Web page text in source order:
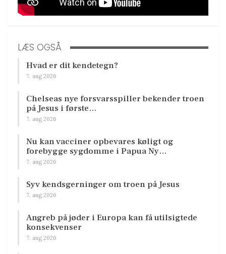
LÆS OGSÅ
Hvad er dit kendetegn?
7. aug 2026
Chelseas nye forsvarsspiller bekender troen
på Jesus i første…
7. aug 2026
Nu kan vacciner opbevares køligt og
forebygge sygdomme i Papua Ny…
7. aug 2026
Syv kendsgerninger om troen på Jesus
7. aug 2026
Angreb på jøder i Europa kan få utilsigtede
konsekvenser
7. aug 2026